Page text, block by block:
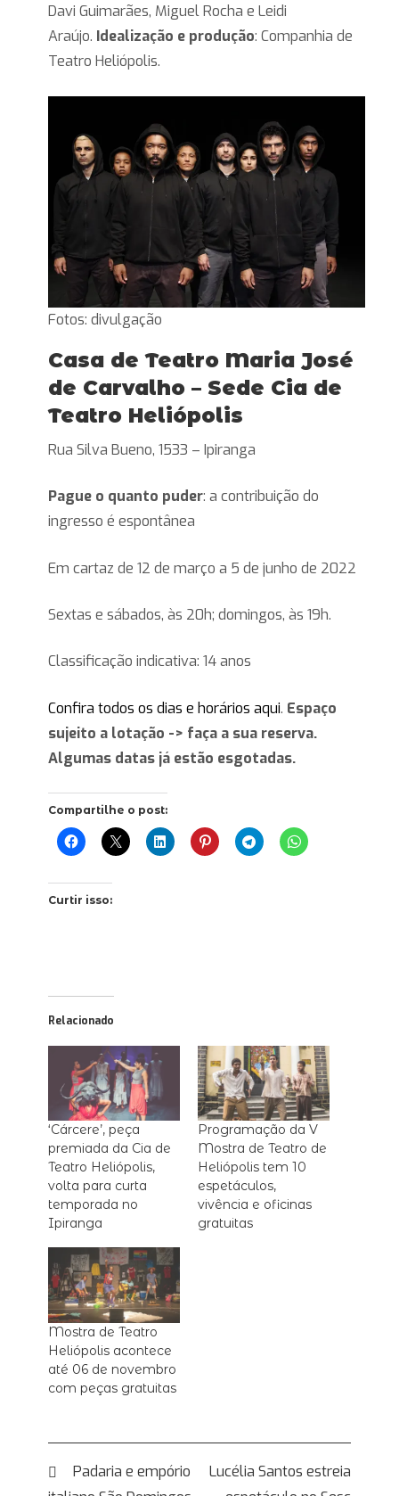
Davi Guimarães, Miguel Rocha e Leidi
Araújo. Idealização e produção: Companhia de
Teatro Heliópolis.
Fotos: divulgação
Casa de Teatro Maria José
de Carvalho – Sede Cia de
Teatro Heliópolis
Rua Silva Bueno, 1533 – Ipiranga
Pague o quanto puder: a contribuição do
ingresso é espontânea
Em cartaz de 12 de março a 5 de junho de 2022
Sextas e sábados, às 20h; domingos, às 19h.
Classificação indicativa: 14 anos
Confira todos os dias e horários aqui. Espaço
sujeito a lotação -> faça a sua reserva.
Algumas datas já estão esgotadas.
Compartilhe o post:
Curtir isso:
Relacionado
‘Cárcere’, peça
premiada da Cia de
Teatro Heliópolis,
volta para curta
temporada no
Ipiranga
Programação da V
Mostra de Teatro de
Heliópolis tem 10
espetáculos,
vivência e oficinas
gratuitas
Mostra de Teatro
Heliópolis acontece
até 06 de novembro
com peças gratuitas
Navegação
Padaria e empório
Lucélia Santos estreia